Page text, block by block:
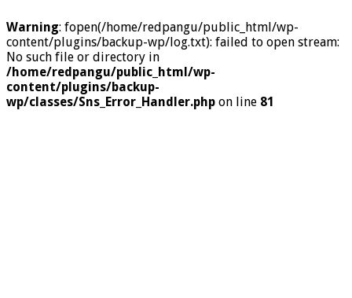
Warning: fopen(/home/redpangu/public_html/wp-
content/plugins/backup-wp/log.txt): failed to open stream:
No such file or directory in
/home/redpangu/public_html/wp-
content/plugins/backup-
wp/classes/Sns_Error_Handler.php on line 81